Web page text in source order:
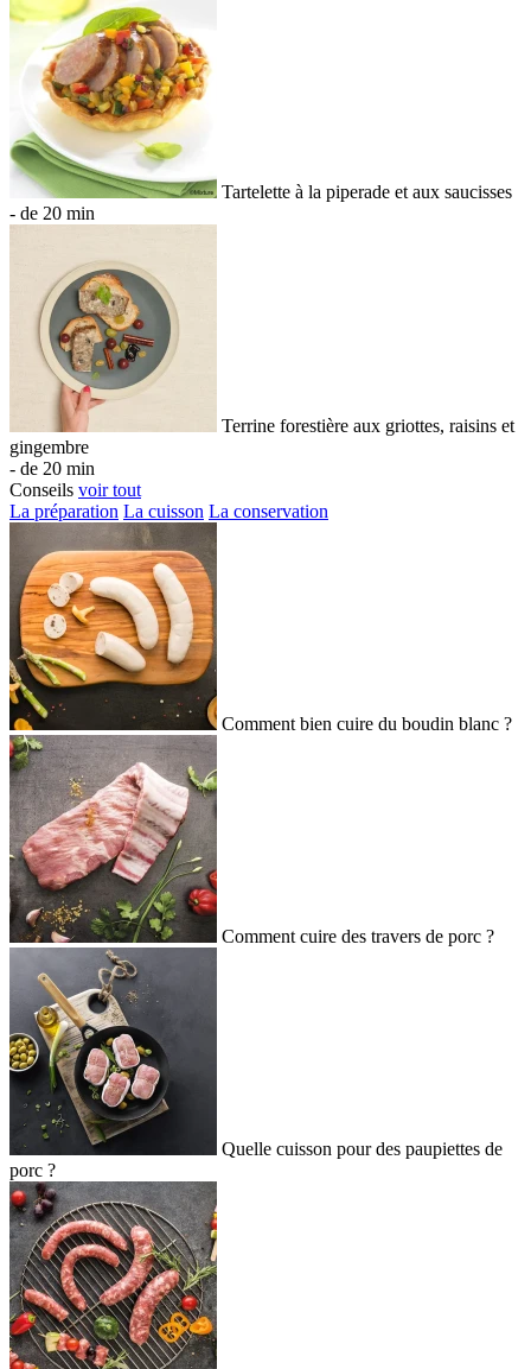
Tartelette à la piperade et aux saucisses
- de 20 min
Terrine forestière aux griottes, raisins et
gingembre
- de 20 min
Conseils voir tout
La préparation La cuisson La conservation
Comment bien cuire du boudin blanc ?
Comment cuire des travers de porc ?
Quelle cuisson pour des paupiettes de
porc ?